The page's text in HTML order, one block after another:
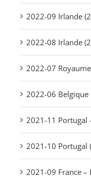
2022-09 Irlande
2022-08 Irlande
2022-07
2022-06 Belgique
2021-11 Portugal
2021-10 Portugal
2021-09 France –